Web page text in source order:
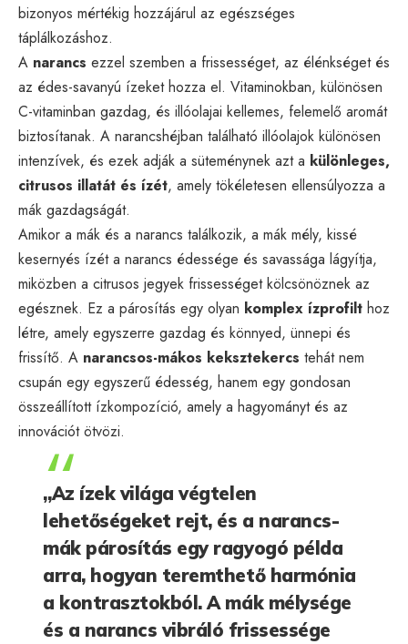
bizonyos mértékig hozzájárul az egészséges
táplálkozáshoz.
A narancs ezzel szemben a frissességet, az élénkséget és
az édes-savanyú ízeket hozza el. Vitaminokban, különösen
C-vitaminban gazdag, és illóolajai kellemes, felemelő aromát
biztosítanak. A narancshéjban található illóolajok különösen
intenzívek, és ezek adják a süteménynek azt a különleges,
citrusos illatát és ízét, amely tökéletesen ellensúlyozza a
mák gazdagságát.
Amikor a mák és a narancs találkozik, a mák mély, kissé
kesernyés ízét a narancs édessége és savassága lágyítja,
miközben a citrusos jegyek frissességet kölcsönöznek az
egésznek. Ez a párosítás egy olyan komplex ízprofilt hoz
létre, amely egyszerre gazdag és könnyed, ünnepi és
frissítő. A narancsos-mákos keksztekercs tehát nem
csupán egy egyszerű édesség, hanem egy gondosan
összeállított ízkompozíció, amely a hagyományt és az
innovációt ötvözi.
„Az ízek világa végtelen
lehetőségeket rejt, és a narancs-
mák párosítás egy ragyogó példa
arra, hogyan teremthető harmónia
a kontrasztokból. A mák mélysége
és a narancs vibráló frissessége